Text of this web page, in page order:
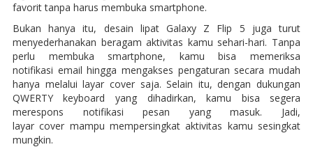
favorit tanpa harus membuka smartphone.
Bukan hanya itu, desain lipat Galaxy Z Flip 5 juga turut
menyederhanakan beragam aktivitas kamu sehari-hari. Tanpa
perlu membuka smartphone, kamu bisa memeriksa
notifikasi email hingga mengakses pengaturan secara mudah
hanya melalui layar cover saja. Selain itu, dengan dukungan
QWERTY keyboard yang dihadirkan, kamu bisa segera
merespons notifikasi pesan yang masuk. Jadi,
layar cover mampu mempersingkat aktivitas kamu sesingkat
mungkin.